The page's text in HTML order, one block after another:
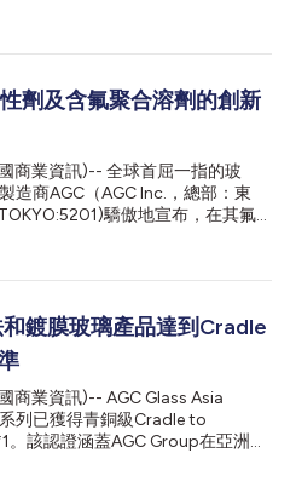
認列為再生螢石（以下簡稱
AFLAS™ FFKM是一種工業用彈性
耐化學性、耐熱性及耐電漿性，被
導體製造產業。其在嚴苛條件下抗
需要高可靠性與耐用性的密封材料
直致力於回收自身工廠所產生的
螢石」利用於氟系產品中。2025
成Fluon™ PTFE基於UL 2809第三
劑及含氟聚合溶劑的創新
商業資訊)-- 全球首屈一指的玻
造商AGC（AGC Inc.，總部：東
驕傲地宣布，在其氟
表面活性劑*1或含氟聚合溶劑*2。
溶劑的氟橡膠與日俱增的需求。這
造技術（無表面活性劑及無氟溶劑
以實現。該技術初期將應用於耐高
體製造裝置的「AFLAS™ FFKM」
本月開始商業供應。我們計畫將該
膠，並逐步推出這些新型產品，
部分。 「AFLAS™ FFKM」系列是
鍍膜玻璃產品達到Cradle
商業資訊)-- AGC Glass Asia
列已獲得青銅級Cradle to
該認證涵蓋AGC Group在亞洲的